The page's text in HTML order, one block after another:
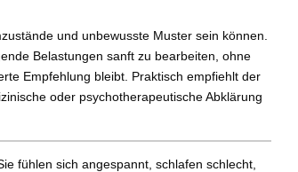
und unbewusste Muster sein können.
Belastungen sanft zu bearbeiten, ohne
Empfehlung bleibt. Praktisch empfiehlt der
oder psychotherapeutische Abklärung
fühlen sich angespannt, schlafen schlecht,